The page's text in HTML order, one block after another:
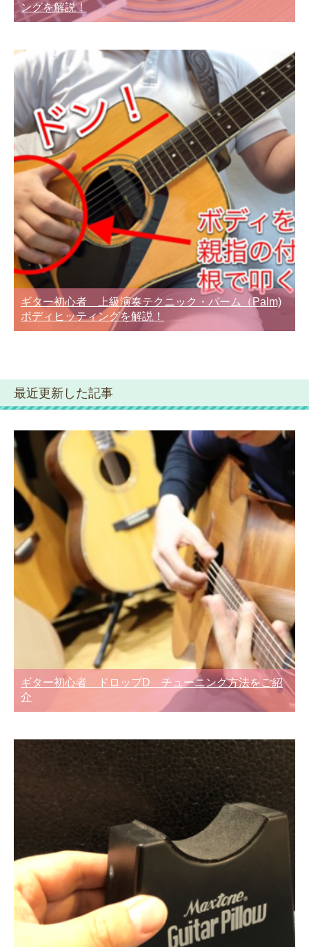
ングを解説！
ギター初心者 上級演奏テクニック・パーム（Palm)
ボディヒッティングを解説！
最近更新した記事
ギター初心者 ドロップD チューニング方法をご紹
介